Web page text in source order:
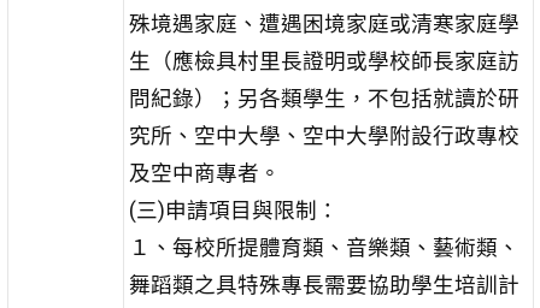
殊境遇家庭、遭遇困境家庭或清寒家庭學
生（應檢具村里長證明或學校師長家庭訪
問紀錄）；另各類學生，不包括就讀於研
究所、空中大學、空中大學附設行政專校
及空中商專者。
(三)申請項目與限制：
１、每校所提體育類、音樂類、藝術類、
舞蹈類之具特殊專長需要協助學生培訓計